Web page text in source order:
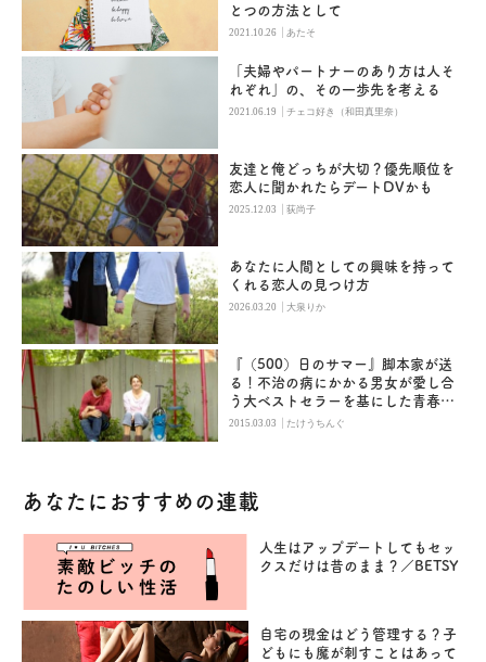
とつの方法として
2021.10.26 |あたそ
「夫婦やパートナーのあり方は人そ
れぞれ」の、その一歩先を考える
2021.06.19 |チェコ好き（和田真里奈）
友達と俺どっちが大切？優先順位を
恋人に聞かれたらデートDVかも
2025.12.03 |荻尚子
あなたに人間としての興味を持って
くれる恋人の見つけ方
2026.03.20 |大泉りか
『（500）日のサマー』脚本家が送
る！不治の病にかかる男女が愛し合
う大ベストセラーを基にした青春ロ
マンス『きっと、星のせいじゃな
2015.03.03 | たけうちんぐ
あなたにおすすめの連載
人生はアップデートしてもセッ
クスだけは昔のまま？／BETSY
自宅の現金はどう管理する？子
どもにも魔が刺すことはあって